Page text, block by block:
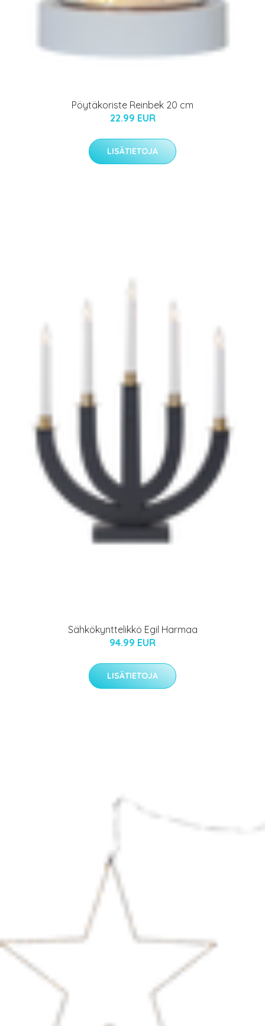
Pöytäkoriste Reinbek 20 cm
22.99 EUR
LISÄTIETOJA
Sähkökynttelikkö Egil Harmaa
94.99 EUR
LISÄTIETOJA